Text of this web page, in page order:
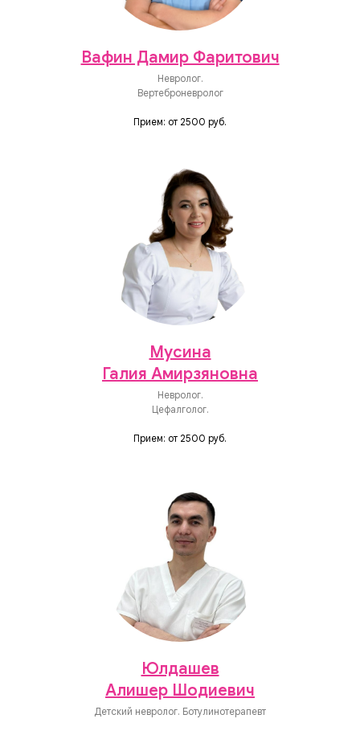
Вафин Дамир Фаритович
Невролог.
Вертеброневролог
Прием: от 2500 руб.
Мусина
Галия Амирзяновна
Невролог.
Цефалголог.
Прием: от 2500 руб.
Юлдашев
Алишер Шодиевич
Детский невролог. Ботулинотерапевт